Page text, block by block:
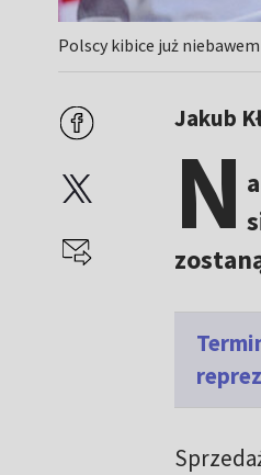
Polscy kibice już
Jakub
N